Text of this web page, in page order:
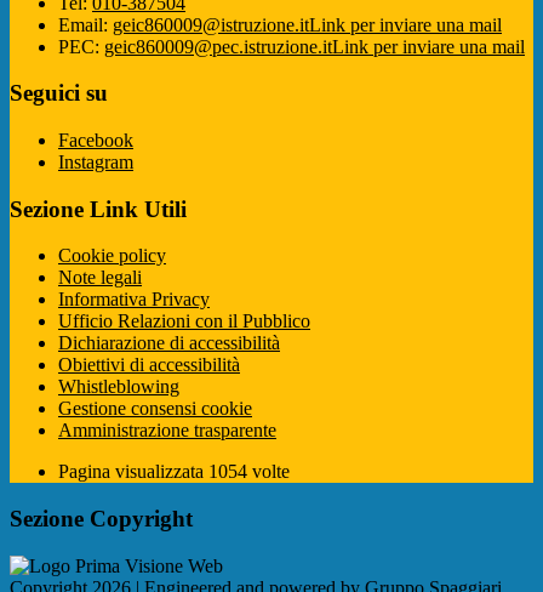
Email: geic860009@istruzione.itLink per inviare una mail
PEC: geic860009@pec.istruzione.itLink per inviare una mail
Seguici su
Facebook
Instagram
Sezione Link Utili
Cookie policy
Note legali
Informativa Privacy
Ufficio Relazioni con il Pubblico
Dichiarazione di accessibilità
Obiettivi di accessibilità
Whistleblowing
Gestione consensi cookie
Amministrazione trasparente
Pagina visualizzata 1054 volte
Sezione Copyright
Copyright 2026 | Engineered and powered by Gruppo Spaggiari